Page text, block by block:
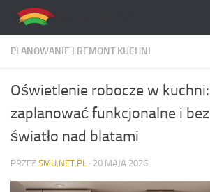
Skip to content
PLANOWANIE I REMONT KUCHNI
Oświetlenie robocze w
zaplanować funkcjonalne i
światło nad blatami
PRZEZ SMU.NET.PL · 20 MAJA 2026